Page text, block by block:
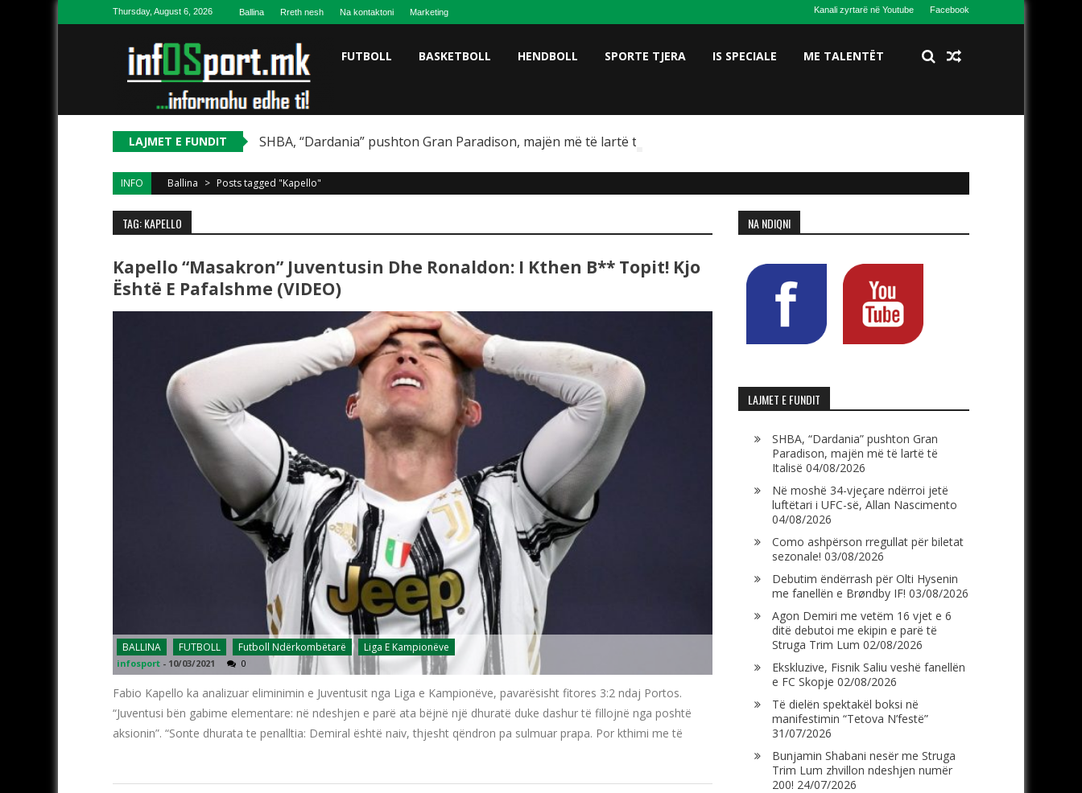
Skip to contentThursday, August 6, 2026 Ballina Rreth nesh Na kontaktoni Marketing Kanali zyrtarë në Youtube Facebook
FUTBOLL BASKETBOLL HENDBOLL SPORTE TJERA IS SPECIALE ME TALENTËT
LAJMET E FUNDIT SHBA, “Dardania” pushton Gran Paradison, majën më të lartë të Italisë
INFO Ballina > Posts tagged "Kapello"
TAG: KAPELLO
Kapello “masakron” Juventusin Dhe Ronaldon: I Kthen B** Topit! Kjo
Është E Pafalshme (VIDEO)
BALLINA FUTBOLL Futboll Ndërkombëtarë Liga E Kampionëve
infosport - 10/03/2021 0
Fabio Kapello ka analizuar eliminimin e Juventusit nga Liga e Kampionëve, pavarësisht fitores 3:2 ndaj Portos.
“Juventusi bën gabime elementare: në ndeshjen e parë ata bëjnë një dhuratë duke dashur të fillojnë nga poshtë
aksionin”. “Sonte dhurata te penalltia: Demiral është naiv, thjesht qëndron pa sulmuar prapa. Por kthimi me të
NA NDIQNI
LAJMET E FUNDIT
SHBA, “Dardania” pushton Gran
Paradison, majën më të lartë të
Italisë 04/08/2026
Në moshë 34-vjeçare ndërroi jetë
luftëtari i UFC-së, Allan Nascimento
04/08/2026
Como ashpërson rregullat për biletat
sezonale! 03/08/2026
Debutim ëndërrash për Olti Hysenin
me fanellën e Brøndby IF! 03/08/2026
Agon Demiri me vetëm 16 vjet e 6
ditë debutoi me ekipin e parë të
Struga Trim Lum 02/08/2026
Ekskluzive, Fisnik Saliu veshë fanellën
e FC Skopje 02/08/2026
Të dielën spektakël boksi në
manifestimin “Tetova N’festë”
31/07/2026
Bunjamin Shabani nesër me Struga
Trim Lum zhvillon ndeshjen numër
200! 24/07/2026